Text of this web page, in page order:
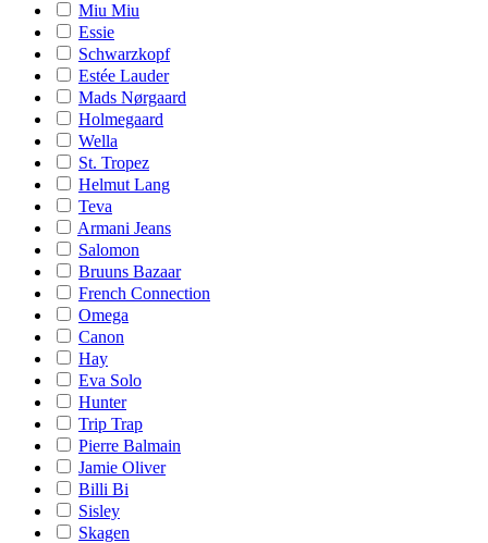
Miu Miu
Essie
Schwarzkopf
Estée Lauder
Mads Nørgaard
Holmegaard
Wella
St. Tropez
Helmut Lang
Teva
Armani Jeans
Salomon
Bruuns Bazaar
French Connection
Omega
Canon
Hay
Eva Solo
Hunter
Trip Trap
Pierre Balmain
Jamie Oliver
Billi Bi
Sisley
Skagen